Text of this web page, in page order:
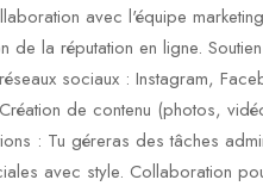
avec l'équipe
la réputation en ligne.
sociaux : Instagram,
de contenu (photos,
: Tu géreras des tâches
avec style. Collaboration